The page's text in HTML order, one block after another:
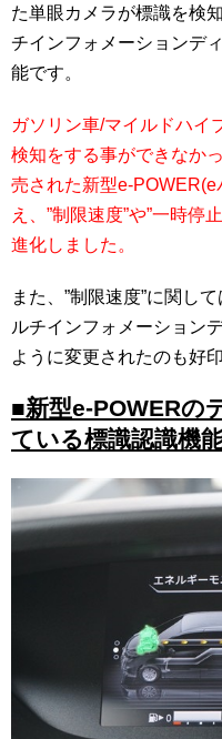
た単眼カメラが標識を検
チインフォメーションデ
能です。
ガソリン車/マイルドハイ
検知をする事ができなか
売された新型e-POWER(e
え、”制限速度”や”一時停
進化しました。
また、”制限速度”に関し
ルチインフォメーション
ように変更されたのも好
■新型e-POWERの
ている標識認識機